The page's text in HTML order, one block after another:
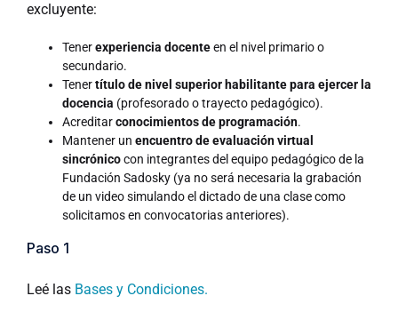
excluyente:
Tenerexperiencia docenteen el nivel primario o
secundario.
Tenertítulo de nivel superior habilitante para ejercer la
docencia (profesorado o trayecto pedagógico).
Acreditarconocimientos de programación.
Mantener un encuentro de evaluación virtual
sincrónicocon integrantes del equipo pedagógico de la
Fundación Sadosky (ya no será necesaria la grabación
de un video simulando el dictado de una clase como
solicitamos en convocatorias anteriores).
Paso 1
Leé las Bases y Condiciones.